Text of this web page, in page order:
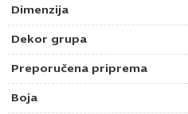
Dimenzija
Dekor grupa
Preporučena priprema
Boja